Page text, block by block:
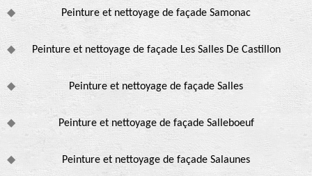
Peinture et nettoyage de façade Samonac
Peinture et nettoyage de façade Les Salles De Castillon
Peinture et nettoyage de façade Salles
Peinture et nettoyage de façade Salleboeuf
Peinture et nettoyage de façade Salaunes